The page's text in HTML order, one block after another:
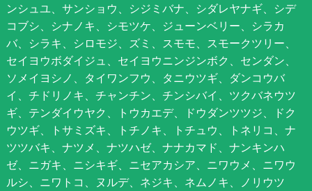
ンシュユ、サンショウ、シジミバナ、シダレヤナギ、シデ
コブシ、シナノキ、シモツケ、ジューンベリー、シラカ
バ、シラキ、シロモジ、ズミ、スモモ、スモークツリー、
セイヨウボダイジュ、セイヨウニンジンボク、センダン、
ソメイヨシノ、タイワンフウ、タニウツギ、ダンコウバ
イ、チドリノキ、チャンチン、チンシバイ、ツクバネウツ
ギ、テンダイウヤク、トウカエデ、ドウダンツツジ、ドク
ウツギ、トサミズキ、トチノキ、トチュウ、トネリコ、ナ
ツツバキ、ナツメ、ナツハゼ、ナナカマド、ナンキンハ
ゼ、ニガキ、ニシキギ、ニセアカシア、ニワウメ、ニワウ
ルシ、ニワトコ、ヌルデ、ネジキ、ネムノキ、ノリウツ